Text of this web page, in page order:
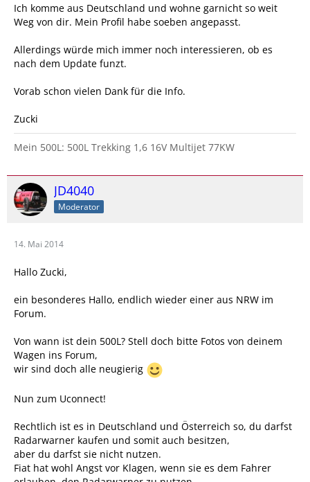
Ich komme aus Deutschland und wohne garnicht so weit
Weg von dir. Mein Profil habe soeben angepasst.
Allerdings würde mich immer noch interessieren, ob es
nach dem Update funzt.
Vorab schon vielen Dank für die Info.
Zucki
Mein 500L: 500L Trekking 1,6 16V Multijet 77KW
JD4040
Moderator
14. Mai 2014
Hallo Zucki,
ein besonderes Hallo, endlich wieder einer aus NRW im
Forum.
Von wann ist dein 500L? Stell doch bitte Fotos von deinem
Wagen ins Forum,
wir sind doch alle neugierig
Nun zum Uconnect!
Rechtlich ist es in Deutschland und Österreich so, du darfst
Radarwarner kaufen und somit auch besitzen,
aber du darfst sie nicht nutzen.
Fiat hat wohl Angst vor Klagen, wenn sie es dem Fahrer